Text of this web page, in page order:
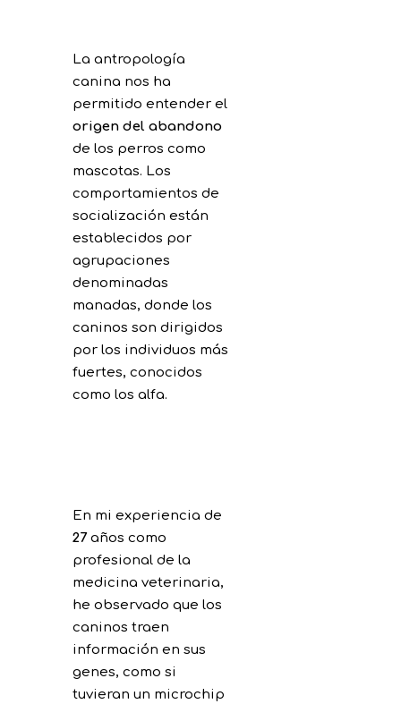
La antropología
canina nos ha
permitido entender el
origen del abandono
de los perros como
mascotas. Los
comportamientos de
socialización están
establecidos por
agrupaciones
denominadas
manadas, donde los
caninos son dirigidos
por los individuos más
fuertes, conocidos
como los alfa.
En mi experiencia de
27años como
profesional de la
medicina veterinaria,
he observado que los
caninos traen
información en sus
genes, como si
tuvieran un microchip